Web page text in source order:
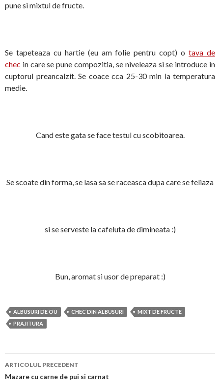
pune si mixtul de fructe.
Se tapeteaza cu hartie (eu am folie pentru copt) otava de
chec in care se pune compozitia, se niveleaza si se introduce in
cuptorul preancalzit. Se coace cca 25-30 min la temperatura
medie.
Cand este gata se face testul cu scobitoarea.
Se scoate din forma, se lasa sa se raceasca dupa care se feliaza
si se serveste la cafeluta de dimineata :)
Bun, aromat si usor de preparat :)
ALBUSURI DE OU CHEC DIN ALBUSURI
MIXT DE FRUCTE
PRAJITURA
Navigare
în
ARTICOLUL PRECEDENT
Mazare cu carne de pui si carnat